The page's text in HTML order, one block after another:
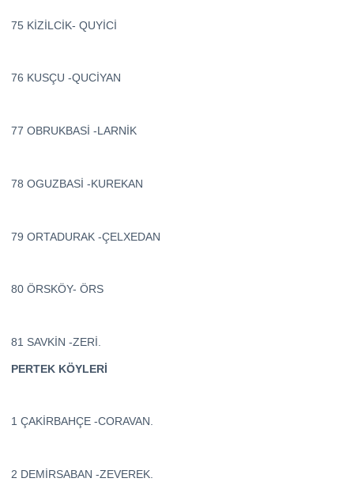
75 KİZİLCİK- QUYİCİ
76 KUSÇU -QUCİYAN
77 OBRUKBASİ -LARNİK
78 OGUZBASİ -KUREKAN
79 ORTADURAK -ÇELXEDAN
80 ÖRSKÖY- ÖRS
81 SAVKİN -ZERİ.
PERTEK KÖYLERİ
1 ÇAKİRBAHÇE -CORAVAN.
2 DEMİRSABAN -ZEVEREK.